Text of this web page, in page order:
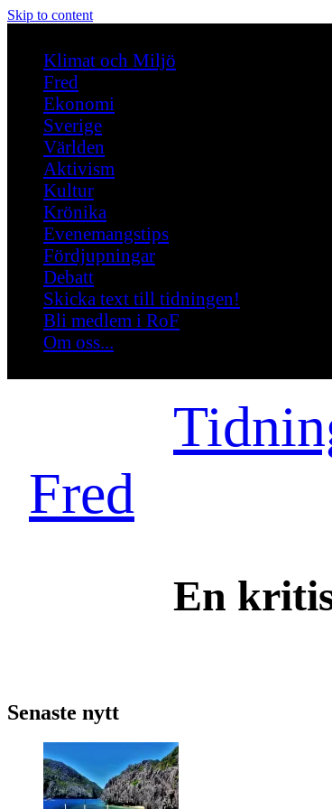
Skip to content
Klimat och Miljö
Fred
Ekonomi
Sverige
Världen
Aktivism
Kultur
Krönika
Evenemangstips
Fördjupningar
Debatt
Skicka text till tidningen!
Bli medlem i RoF
Om oss...
Fred
En
Senaste nytt